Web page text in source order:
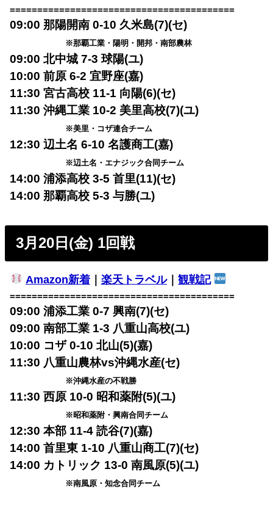
=========================================
09:00 那陽開南 0-10 久米島(7)(セ)
※那覇工業・陽明・開邦・南部農林
09:00 北中城 7-3 球陽(ユ)
10:00 前原 6-2 宜野座(嘉)
11:30 宮古高校 11-1 向陽(6)(セ)
11:30 沖縄工業 10-2 美里高校(7)(ユ)
※美里・コザ連合チーム
12:30 辺土名 6-10 名護商工(嘉)
※辺土名・エナジック合同チーム
14:00 浦添高校 3-5 首里(11)(セ)
14:00 那覇高校 5-3 与勝(ユ)
3月20日(金) 1回戦
Amazon新着｜ 楽天トラベル｜ 観戦記
=========================================
09:00 浦添工業 0-7 興南(7)(セ)
09:00 南部工業 1-3 八重山高校(ユ)
10:00 コザ 0-10 北山(5)(嘉)
11:30 八重山農林vs沖縄水産(セ)
※沖縄水産の不戦勝
11:30 西原 10-0 昭和薬附(5)(ユ)
※昭和薬附・興南合同チーム
12:30 本部 11-4 読谷(7)(嘉)
14:00 首里東 1-10 八重山商工(7)(セ)
14:00 カトリック 13-0 南風原(5)(ユ)
※南風原・知念合同チーム